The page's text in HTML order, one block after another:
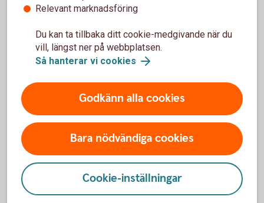
effektiv.
Information och funktioner samlat på ett ställe.
Följ status på dina ärenden digitalt, ladda ner
rapporter och administrera användare.
Digital signering av dokument gör processen
både smidigare och tryggare.
Frigör tid med kortare ledtider.
Du som redan har åtkomst når portalen genom att
klicka på Logga in – Objektfinansiering – Portal
Leasing och Avbetalning.
Ramavtalsportalen i internetbanken
Relevant marknadsföring
Du kan ta tillbaka ditt cookie-medgivande när du
vill, längst ner på webbplatsen.
Så hanterar vi cookies
Godkänn alla cookies
Bara nödvändiga cookies
Cookie-inställningar